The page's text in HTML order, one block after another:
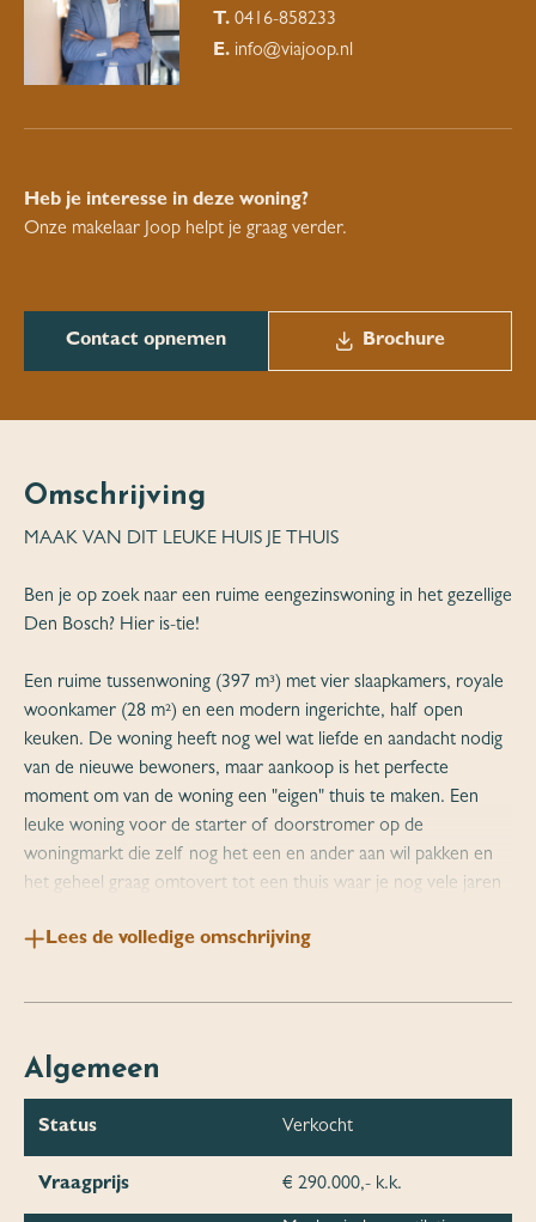
T. 0416-858233
E. info@viajoop.nl
Heb je interesse in deze woning?
Onze makelaar Joop helpt je graag verder.
Contact opnemen Brochure
Omschrijving
MAAK VAN DIT LEUKE HUIS JE THUIS
Ben je op zoek naar een ruime eengezinswoning in het gezellige
Den Bosch? Hier is-tie!
Een ruime tussenwoning (397 m³) met vier slaapkamers, royale
woonkamer (28 m²) en een modern ingerichte, half open
keuken. De woning heeft nog wel wat liefde en aandacht nodig
van de nieuwe bewoners, maar aankoop is het perfecte
moment om van de woning een "eigen" thuis te maken. Een
leuke woning voor de starter of doorstromer op de
woningmarkt die zelf nog het een en ander aan wil pakken en
het geheel graag omtovert tot een thuis waar je nog vele jaren
te kijken:
Indeling begane grond: hal met garderobe, toiletruimte en
doorzonwoonkamer met vrij uitzicht aan de voorzijde en aan
de achterzijde een glazen schuifpui naar de tuin. Aansluitend de
half open keuken met een keukenunit geplaatst in 2020
afzuigkap, oven, vaatwasser en een koel- en vrieskast. In de
Lees de volledige omschrijving
Algemeen
Status Verkocht
Vraagprijs € 290.000,- k.k.